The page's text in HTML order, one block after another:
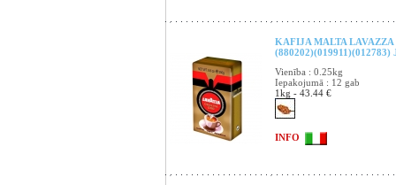
KAFIJA MALTA
(880202)(019911)(012783)
Vienība : 0.25kg
Iepakojumā : 12 gab
1kg - 43.44 €
INFO